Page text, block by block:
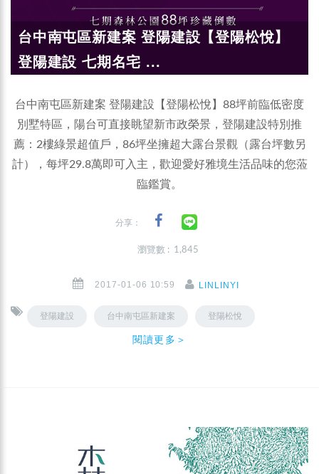
台中南屯區新建案 登陽建設【登陽松悅】
登陽建設 七期名宅 ...
台中南屯區新建案 登陽建設【登陽松悅】88坪前臨低密度
別墅特區，陽台可直接眺望新市政榮景，登陽建設特別推
薦：2樓綠景超值戶，86坪坐擁超大露台景觀（露台坪數另
計），每坪29.8萬即可入主，歡迎愛好雅境生活品味的您蒞
臨鑑賞。
分享：
瀏覽數 : 1,845
2017-01-06 10:59 LINLINYI
登陽建設 台中南屯區新建案 登陽松悅
閱讀更多＞